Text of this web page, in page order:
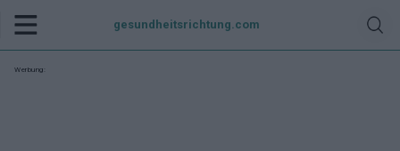
gesundheitsrichtung.com
Werbung: